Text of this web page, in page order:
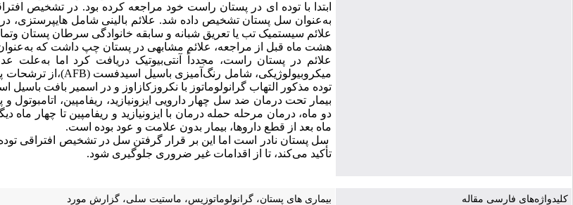
ابتدا با توده ای در پستان راست خود مراجعه کرده بود. در تشخیص
به‌عنوان سل پستان تشخیص داده شد. علائم بالینی شامل هایپرستزی،
علائم سیستمیک تب یا تعریق شبانه و سابقه خانوادگی سرطان پستان
هشت ماه قبل از مراجعه، علائم مشابهی در پستان چپ داشت که به‌عنوان
علائم در پستان راست، مجدداً آنتی‌بیوتیک دریافت کرد اما به‌علت
میکروبیولوژیکی، شامل رنگ‌آمیزی باسیل اسیدفست (AFB)،از ترشحات
توده مذکور التهاب گرانولوماتوز با نکروزکازاوز و در اسمیر بافت
بیمار تحت درمان ضد سل چهار دارویی ایزونیازید، ریفامپین،
دو ماه، درمان مرحله حمله درمان با ایزونیازید و ریفامپین تا چهار
ماه بعد از قطع داروها، بیمار بدون علامت و عود بوده است.
سل پستان نادر است اما این بر قرار گرفتن سل در تشخیص افتراقی
تأکید می‌کند، تا از اقدامات غیر ضروری جلوگیری شود.
کلیدواژه‌های فارسی مقاله بیماری های پستان، گرانولوماتوزیس، ماستیت سلی، گزارش مورد